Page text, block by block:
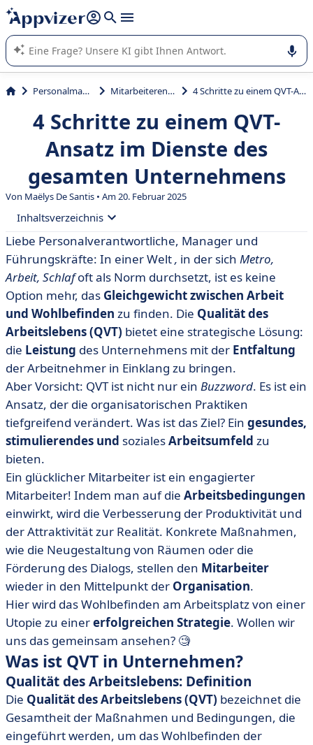
beantworten (mehrere Zeilen mit
Die KI von Appvizer führt Sie bei der Nutzung oder Auswahl
von SaaS-Software in Unternehmen.
Personalmanagement Mitarbeiterengagement 4 Schritte zu einem QVT-Ansatz im Dienste des gesamten Unternehmens
4 Schritte zu einem QVT-
Ansatz im Dienste des
gesamten Unternehmens
Von Maëlys De Santis • Am 20. Februar 2025
Inhaltsverzeichnis
• Was ist QVT in Unternehmen?
• Wer sind die Akteure der QVT im Unternehmen?
• 4 Schritte zur Einführung von QVT im Unternehmen
• Wie kann man die Qualität des Arbeitslebens messen
... und die Risiken begrenzen?
• Haben Sie Ideen zur Verbesserung der LQT? Einige
Beispiele aus Unternehmen
• Erwecken Sie einen QVT-Ansatz zum Leben - für Ihre
Mitarbeiter... und Ihr Unternehmen!
Liebe Personalverantwortliche, Manager und
Führungskräfte: In einer Welt, in der sich Metro,
Arbeit, Schlafoft als Norm durchsetzt, ist es keine
Option mehr, das Gleichgewicht zwischen Arbeit
und Wohlbefinden zu finden. Die Qualität des
Arbeitslebens (QVT) bietet eine strategische Lösung:
die Leistung des Unternehmens mit der Entfaltung
der Arbeitnehmer in Einklang zu bringen.
Aber Vorsicht: QVT ist nicht nur ein Buzzword. Es ist ein
Ansatz, der die organisatorischen Praktiken
tiefgreifend verändert. Was ist das Ziel? Ein gesundes,
stimulierendes und sozialesArbeitsumfeld zu
bieten.
Ein glücklicher Mitarbeiter ist ein engagierter
Mitarbeiter! Indem man auf die Arbeitsbedingungen
einwirkt, wird die Verbesserung der Produktivität und
der Attraktivität zur Realität. Konkrete Maßnahmen,
wie die Neugestaltung von Räumen oder die
Förderung des Dialogs, stellen den Mitarbeiter
wieder in den Mittelpunkt der Organisation.
Hier wird das Wohlbefinden am Arbeitsplatz von einer
Utopie zu einererfolgreichen Strategie. Wollen wir
uns das gemeinsam ansehen? 🧐
Was ist QVT in Unternehmen?
Qualität des Arbeitslebens: Definition
Die Qualität des Arbeitslebens (QVT) bezeichnet die
Gesamtheit der Maßnahmen und Bedingungen, die
eingeführt werden, um das Wohlbefinden der